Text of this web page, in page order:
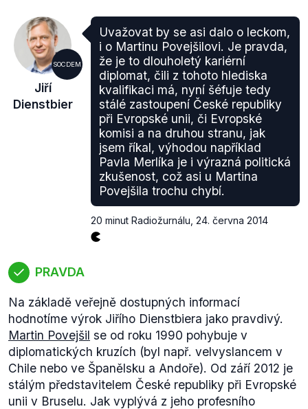
SOCDEM
Jiří
Dienstbier
Uvažovat by se asi dalo o leckom,
i o Martinu Povejšilovi. Je pravda,
že je to dlouholetý kariérní
diplomat, čili z tohoto hlediska
kvalifikaci má, nyní šéfuje tedy
stálé zastoupení České republiky
při Evropské unii, či Evropské
komisi a na druhou stranu, jak
jsem říkal, výhodou například
Pavla Merlíka je i výrazná politická
zkušenost, což asi u Martina
Povejšila trochu chybí.
20 minut Radiožurnálu 24. června 2014
PRAVDA
Na základě veřejně dostupných informací
hodnotíme výrok Jiřího Dienstbiera jako pravdivý.
Martin Povejšil se od roku 1990 pohybuje v
diplomatických kruzích (byl např. velvyslancem v
Chile nebo ve Španělsku a Andoře). Od září 2012 je
stálým představitelem České republiky při Evropské
unii v Bruselu. Jak vyplývá z jeho profesního